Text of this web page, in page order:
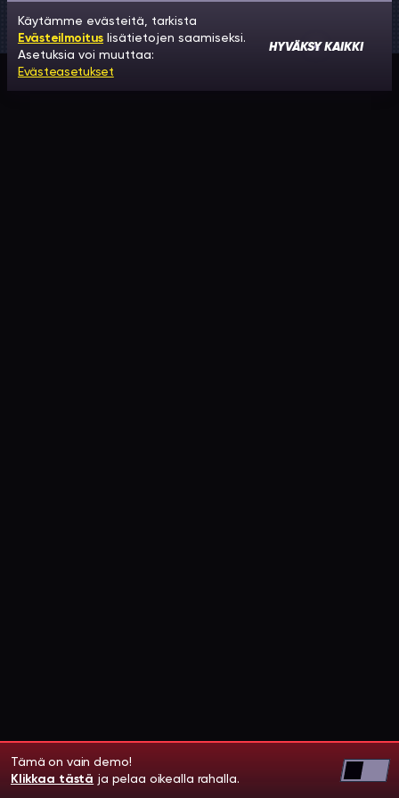
Tämä on vain demo!
Klikkaa tästä ja pelaa oikealla rahalla.
Käytämme evästeitä, tarkista
Evästeilmoitus lisätietojen saamiseksi.
Asetuksia voi muuttaa:
Evästeasetukset
HYVÄKSY KAIKKI